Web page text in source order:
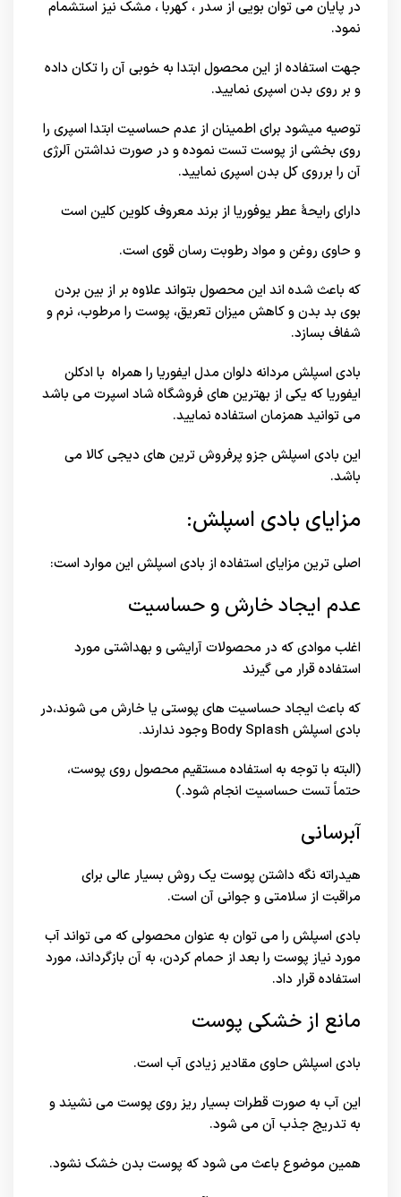
در پایان می توان بویی از سدر ، کهربا ، مشک نیز استشمام
نمود.
جهت استفاده از این محصول ابتدا به خوبی آن را تکان داده
و بر روی بدن اسپری نمایید.
توصیه می‎شود برای اطمینان از عدم حساسیت ابتدا اسپری را
روی بخشی از پوست تست نموده و در صورت نداشتن آلرژی
آن را برروی کل بدن اسپری نمایید.
دارای رایحۀ عطر یوفوریا از برند معروف کلوین کلین است
و حاوی روغن و مواد رطوبت رسان قوی است.
که باعث شده اند این محصول بتواند علاوه بر از بین بردن
بوی بد بدن و کاهش میزان تعریق، پوست را مرطوب، نرم و
شفاف بسازد.
بادی اسپلش مردانه دلوان مدل ایفوریا را همراه با ادکلن
ایفوریاکه یکی از بهترین هایفروشگاه شاد اسپرت می باشد
می توانید همزمان استفاده نمایید.
این بادی اسپلش جزو پرفروش ترین های دیجی کالا می
باشد.
مزایای بادی اسپلش:
اصلی ترین مزایای استفاده از بادی اسپلش این موارد است:
عدم ایجاد خارش و حساسیت
اغلب موادی که در محصولات آرایشی و بهداشتی مورد
استفاده قرار می گیرند
که باعث ایجاد حساسیت های پوستی یا خارش می شوند،در
بادی اسپلش Body Splash وجود ندارند.
(البته با توجه به استفاده مستقیم محصول روی پوست،
حتماً تست حساسیت انجام شود.)
آبرسانی
هیدراته نگه داشتن پوست یک روش بسیار عالی برای
مراقبت از سلامتی و جوانی آن است.
بادی اسپلش را می توان به عنوان محصولی که می تواند آب
مورد نیاز پوست را بعد از حمام کردن، به آن بازگرداند، مورد
استفاده قرار داد.
مانع از خشکی پوست
بادی اسپلش حاوی مقادیر زیادی آب است.
این آب به صورت قطرات بسیار ریز روی پوست می نشیند و
به تدریج جذب آن می شود.
همین موضوع باعث می شود که پوست بدن خشک نشود.